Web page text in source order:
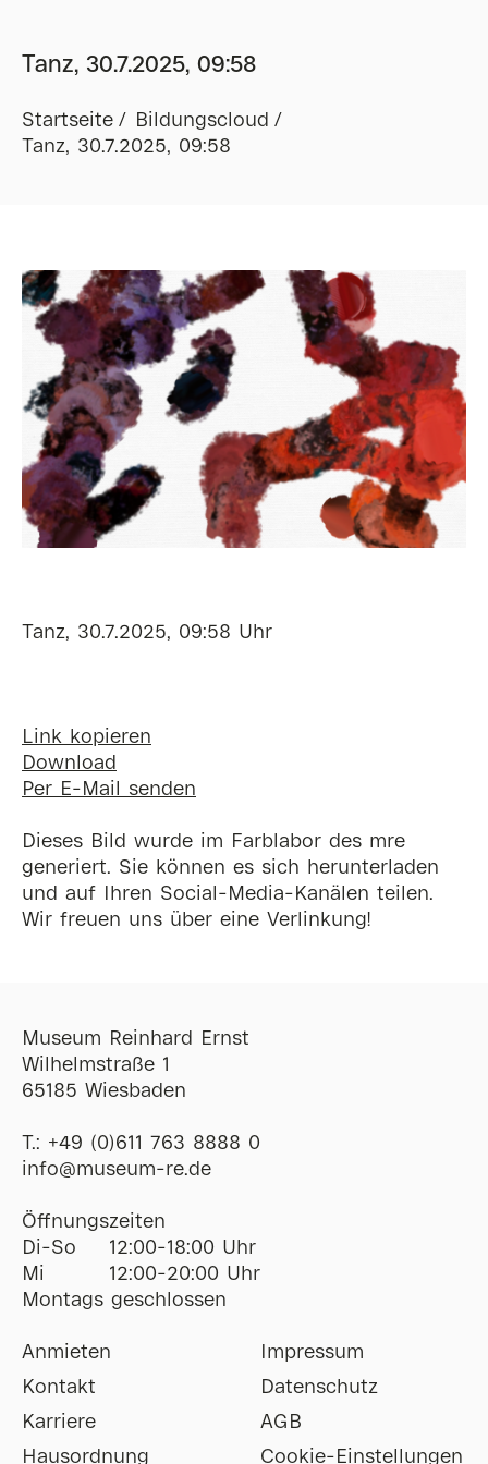
Tanz, 30.7.2025, 09:58
Startseite
Bildungscloud
Tanz, 30.7.2025, 09:58
Tanz, 30.7.2025, 09:58 Uhr
Link kopieren
Download
Per E-Mail senden
Dieses Bild wurde im Farblabor des mre
generiert. Sie können es sich herunterladen
und auf Ihren Social-Media-Kanälen teilen.
Wir freuen uns über eine Verlinkung!
Museum Reinhard Ernst
Wilhelmstraße 1
65185 Wiesbaden
T.: +49 (0)611 763 8888 0
ofni@museum-re de
Öffnungszeiten
Di-So
12:00-18:00 Uhr
Mi
12:00-20:00 Uhr
Montags geschlossen
Anmieten
Kontakt
Karriere
Hausordnung
Impressum
Datenschutz
AGB
Cookie-Einstellungen